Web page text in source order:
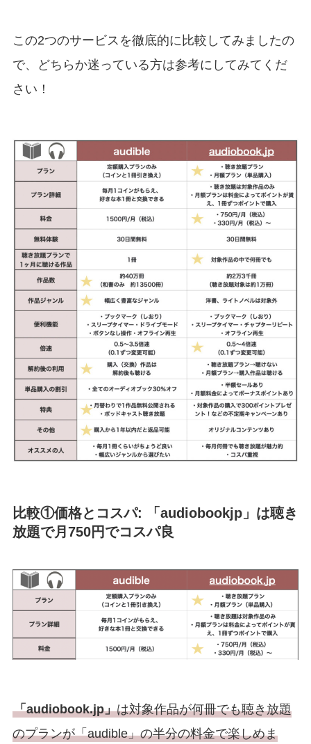
この2つのサービスを徹底的に比較してみましたの
で、どちらか迷っている方は参考にしてみてくだ
さい！
比較①価格とコスパ: 「audiobookjp」は聴き
放題で月750円でコスパ良
「audiobook.jp」は対象作品が何冊でも聴き放題
のプランが「audible」の半分の料金で楽しめま